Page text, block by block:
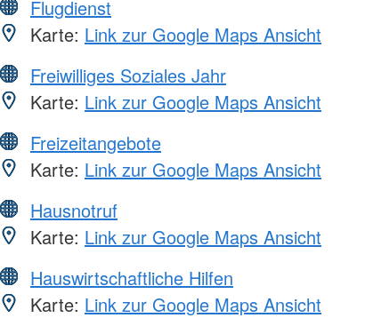
Flugdienst
Karte: Link zur Google Maps Ansicht
Freiwilliges Soziales Jahr
Karte: Link zur Google Maps Ansicht
Freizeitangebote
Karte: Link zur Google Maps Ansicht
Hausnotruf
Karte: Link zur Google Maps Ansicht
Hauswirtschaftliche Hilfen
Karte: Link zur Google Maps Ansicht